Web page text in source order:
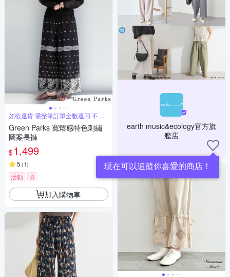
如欲退貨 需整筆訂單全數退回 不能
單退
Green Parks 寬鬆感特色刺繡
圖案長褲
$1,499
5 (1)
活動 券
加入購物車
earth music&ecology官方旗
艦店
現在可以追蹤你喜愛的商店！